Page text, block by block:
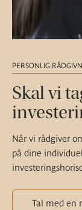
PERSONLIG
Skal vi
Når vi rådgiver
på dine
Tal med en